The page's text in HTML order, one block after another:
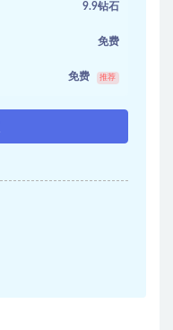
9.9钻石
免费
免费 推荐